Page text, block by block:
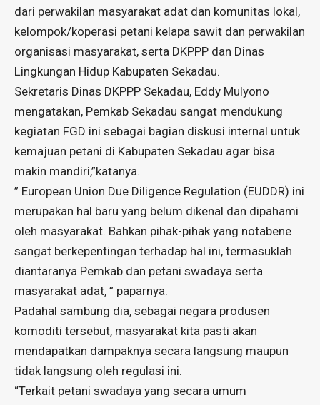
dari perwakilan masyarakat adat dan komunitas lokal,
kelompok/koperasi petani kelapa sawit dan perwakilan
organisasi masyarakat, serta DKPPP dan Dinas
Lingkungan Hidup Kabupaten Sekadau.
Sekretaris Dinas DKPPP Sekadau, Eddy Mulyono
mengatakan, Pemkab Sekadau sangat mendukung
kegiatan FGD ini sebagai bagian diskusi internal untuk
kemajuan petani di Kabupaten Sekadau agar bisa
makin mandiri,”katanya.
” European Union Due Diligence Regulation (EUDDR) ini
merupakan hal baru yang belum dikenal dan dipahami
oleh masyarakat. Bahkan pihak-pihak yang notabene
sangat berkepentingan terhadap hal ini, termasuklah
diantaranya Pemkab dan petani swadaya serta
masyarakat adat, ” paparnya.
Padahal sambung dia, sebagai negara produsen
komoditi tersebut, masyarakat kita pasti akan
mendapatkan dampaknya secara langsung maupun
tidak langsung oleh regulasi ini.
“Terkait petani swadaya yang secara umum